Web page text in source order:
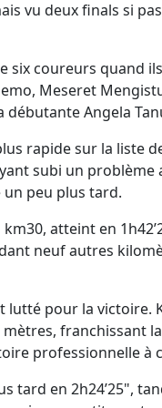
vu deux finals si
six coureurs quand
Meseret
débutante Angela
rapide sur la liste
subi un problème
peu plus tard.
atteint en
neuf autres
pour la victoire.
franchissant
professionnelle à
tard en 2h24’25",